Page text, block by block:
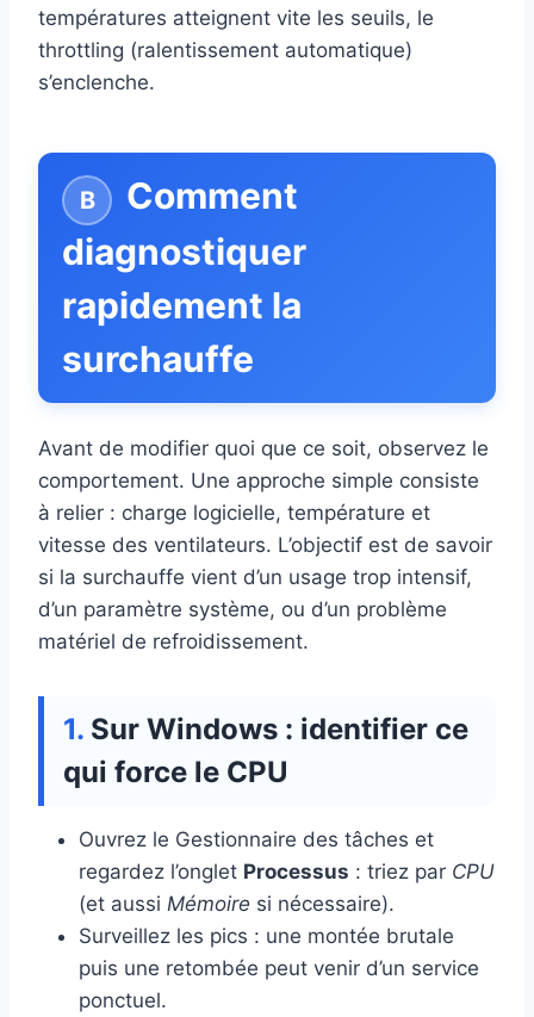
températures atteignent vite les seuils, le
throttling (ralentissement automatique)
s’enclenche.
Comment
diagnostiquer
rapidement la
surchauffe
Avant de modifier quoi que ce soit, observez le
comportement. Une approche simple consiste
à relier : charge logicielle, température et
vitesse des ventilateurs. L’objectif est de savoir
si la surchauffe vient d’un usage trop intensif,
d’un paramètre système, ou d’un problème
matériel de refroidissement.
Sur Windows : identifier ce
qui force le CPU
Ouvrez le Gestionnaire des tâches et
regardez l’onglet Processus : triez par CPU
(et aussi Mémoire si nécessaire).
Surveillez les pics : une montée brutale
puis une retombée peut venir d’un service
ponctuel.